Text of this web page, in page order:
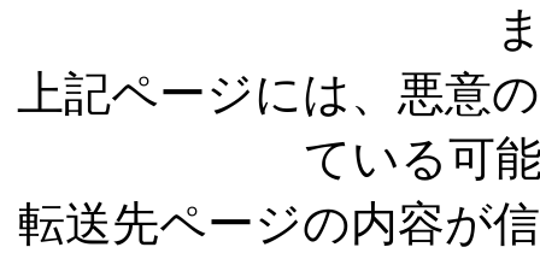
上記ページには、悪意
ている可
転送先ページの内容が